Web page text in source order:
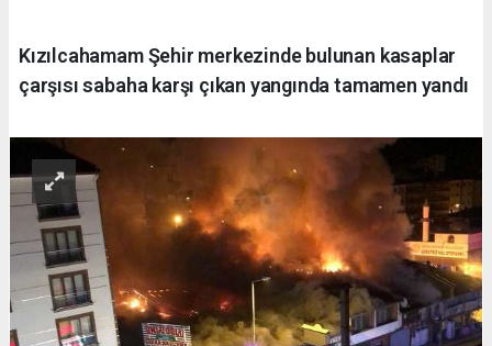
Kızılcahamam Şehir merkezinde bulunan kasaplar
çarşısı sabaha karşı çıkan yangında tamamen yandı